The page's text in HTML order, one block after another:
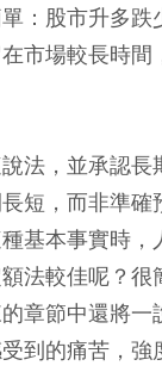
：股市升多跌
市場較長時間
法，並承認長
短，而非準確
基本事實時，
法較佳呢？很
章節中還將一
到的痛苦，強